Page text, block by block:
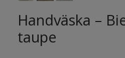
Handväska –
taupe